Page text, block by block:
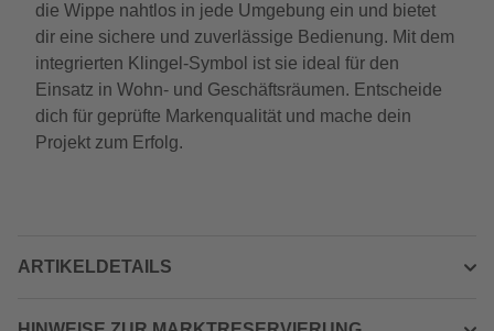
die Wippe nahtlos in jede Umgebung ein und bietet
dir eine sichere und zuverlässige Bedienung. Mit dem
integrierten Klingel-Symbol ist sie ideal für den
Einsatz in Wohn- und Geschäftsräumen. Entscheide
dich für geprüfte Markenqualität und mache dein
Projekt zum Erfolg.
ARTIKELDETAILS